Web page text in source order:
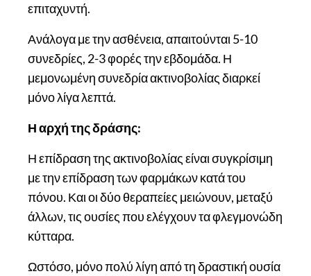
επιταχυντή.
Ανάλογα με την ασθένεια, απαιτούνται 5-10
συνεδρίες, 2-3 φορές την εβδομάδα. Η
μεμονωμένη συνεδρία ακτινοβολίας διαρκεί
μόνο λίγα λεπτά.
Η αρχή της δράσης:
Η επίδραση της ακτινοβολίας είναι συγκρίσιμη
με την επίδραση των φαρμάκων κατά του
πόνου. Και οι δύο θεραπείες μειώνουν, μεταξύ
άλλων, τις ουσίες που ελέγχουν τα φλεγμονώδη
κύτταρα.
Ωστόσο, μόνο πολύ λίγη από τη δραστική ουσία